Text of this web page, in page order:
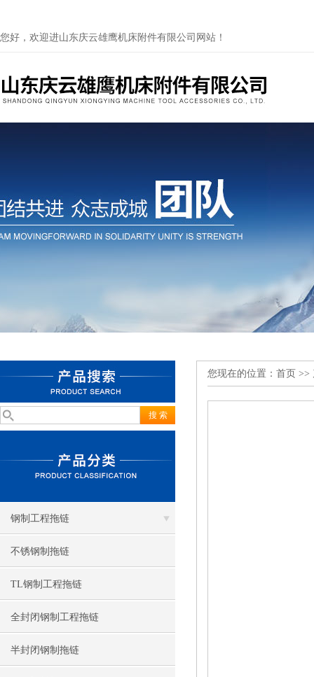
您好，欢迎进山东庆云雄鹰机床附件有限公司网站！
钢制工程拖链
不锈钢制拖链
TL钢制工程拖链
全封闭钢制工程拖链
半封闭钢制拖链
您现在的位置： 首页 >>